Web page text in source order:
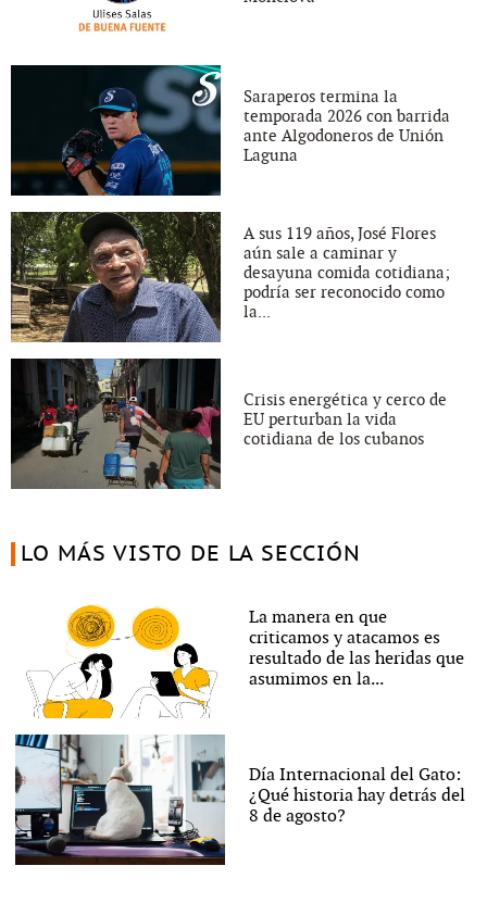
Saraperos termina la
temporada 2026 con barrida
ante Algodoneros de Unión
Laguna
A sus 119 años, José Flores
aún sale a caminar y
desayuna comida cotidiana;
podría ser reconocido como
la...
Crisis energética y cerco de
EU perturban la vida
cotidiana de los cubanos
LO MÁS VISTO DE LA SECCIÓN
La manera en que
criticamos y atacamos es
resultado de las heridas que
asumimos en la...
Día Internacional del Gato:
¿Qué historia hay detrás del
8 de agosto?